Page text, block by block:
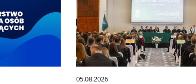
05.08.2026